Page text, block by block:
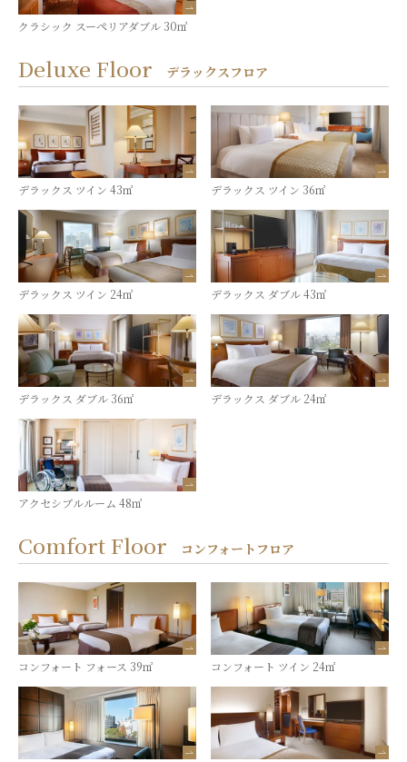
クラシック スーペリアダブル 30㎡
Deluxe Floor デラックスフロア
デラックス ツイン 43㎡ デラックス ツイン 36㎡
デラックス ツイン 24㎡ デラックス ダブル 43㎡
デラックス ダブル 36㎡ デラックス ダブル 24㎡
アクセシブルルーム 48㎡
Comfort Floor コンフォートフロア
コンフォート フォース 39㎡ コンフォート ツイン 24㎡